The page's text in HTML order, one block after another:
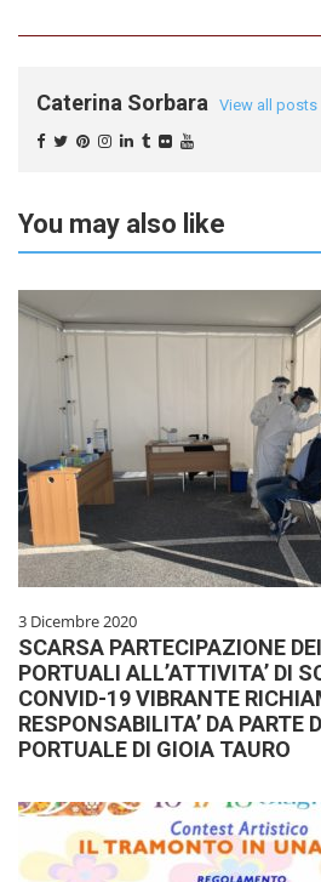
Caterina Sorbara View all posts
You may also like
3 Dicembre 2020
SCARSA PARTECIPAZIONE
PORTUALI ALL’ATTIVITA’ DI
CONVID-19 VIBRANTE
RESPONSABILITA’ DA PARTE
PORTUALE DI GIOIA TAURO